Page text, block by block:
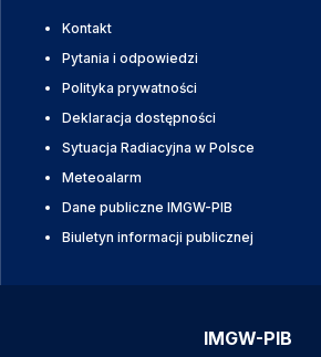
Kontakt
Pytania i odpowiedzi
Polityka prywatności
Deklaracja dostępności
Sytuacja Radiacyjna w Polsce
Meteoalarm
Dane publiczne IMGW-PIB
Biuletyn informacji publicznej
IMGW-PIB